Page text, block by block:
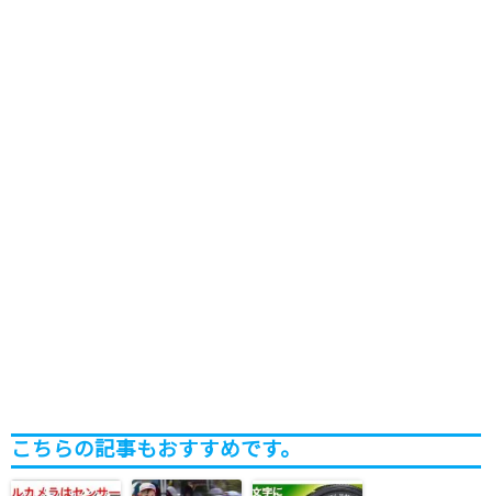
こちらの記事もおすすめです。